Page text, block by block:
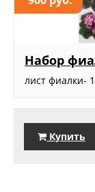
Набор
лист фиалки-
Купить